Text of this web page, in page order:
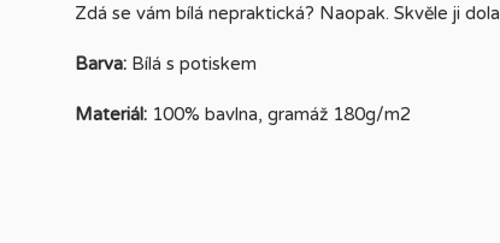
Zdá se vám bílá nepraktická? Naopak. Skvěle ji
Barva: Bílá s potiskem
Materiál: 100% bavlna, gramáž 180g/m2